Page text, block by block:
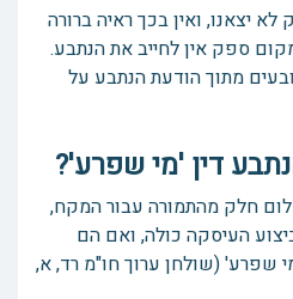
יצאנו, ואין בכך ראיה ברורה
ספק אין לחייב את הנתבע.
מתוך הודעת הנתבע על
דין 'מי שפרע'?
חלק מהתמורה עבור המקח,
העיסקה כולה, ואם הם
שפרע' (שולחן ערוך חו"מ רד, א,